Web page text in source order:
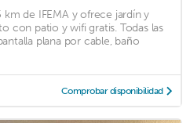
km de IFEMA y ofrece jardín y
con patio y wifi gratis. Todas las
plana por cable, baño
Comprobar disponibilidad